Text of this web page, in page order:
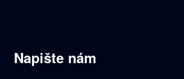
Napište nám